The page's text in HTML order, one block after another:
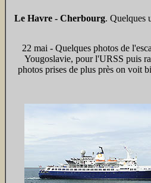
Le Havre - Cherbourg. Quelques
22 mai - Quelques photos de
Yougoslavie, pour l'URSS puis
photos prises de plus près on voit